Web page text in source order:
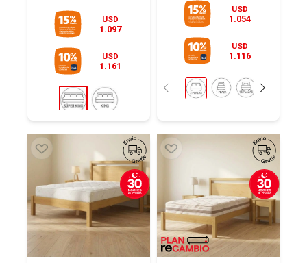
USD
1.097
USD
1.161
USD
1.054
USD
1.116